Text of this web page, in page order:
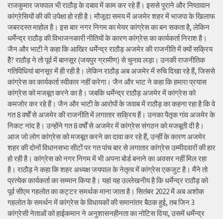
राजकुमार जयपाल भी राठौड़ के दबाव में काम कर रहे हैं। इससे पुराने और निष्ठावान
कांग्रेसियों की की उपेक्षा हो रही है। मौजूदा समय में अजमेर शहर में भाजपा के खिलाफ
जबरदस्त माहोल है। इस बार नगर निगम का मेयर कांग्रेस का बन सकता है, लेकिन
धर्मेन्द्र राठौड़ की विभाजनकारी नीतियों के कारण कांग्रेस का कार्यकर्ता निराश है।
जैन और भाटी ने कहा कि आखिर धर्मेन्द्र राठौड़ अजमेर की राजनीति में क्यों सक्रिय
हैै? राठौड़ ने तो पूर्व में बानसूर (जयपुर ग्रामीण) से चुनाव लड़ा। उनकी राजनीतिक
गतिविधियां बानसूर में ही रही है। लेकिन राठौड़ अब अजमेर में रुचि दिखा रहे हैं, जिससे
कांग्रेस का कार्यकर्ता स्वीकार नहीं करेगा। जैन और भाट ने कहा कि हमारा प्रयास
कांग्रेस को मजबूत करने का है। जबकि धर्मेन्द्र राठौड़ अजमेर में कांग्रेस को
कमजोर कर रहे हैं। जैन और भाटी के आरोपों के जवाब में राठौड़ का कहना रहा है कि वे
गत 8 वर्षों से अजमेर की राजनीति में लगातार सक्रिय हैं। उनका पैतृक गांव अजमेर के
निकट नांद है। उन्होंने गत 8 वर्षों से अजमेर में कांग्रेस संगठन को मजबूती दी है।
आज जो लोग कांग्रेस को मजबूत करने का दावा कर रहे हैं, उन्हीं के कारण अजमेर
शहर की दोनों विधानसभा सीटों पर गत पांच बार से लगातार कांग्रेस उम्मीदवारों की हार
हो रही है। कांग्रेस को नगर निगम में भी अपना बोर्ड बनाने का अवसर नहीं मिल रहा
है। राठौड़ ने कहा कि शहर अध्यक्ष जयपाल के नेतृत्व में कांग्रेस एकजुट है। मैंने तो
प्रत्येक कार्यकर्ता का सम्मान किया है। यहां यह उल्लेखनीय है कि धर्मेन्द्र राठौड़ को
पूर्व सीएम गहलोत का कट्टर समर्थक माना जाता है। सितंबर 2022 में अब अशोक
गहलोत के समर्थन में कांग्रेस के विधायकों की समानांतर बैठक हुई, तब जिन 3
कांग्रेसी नेताओं को हाईकमान ने अनुशासनहीनता का नोटिस दिया, उसमें धर्मेन्द्र